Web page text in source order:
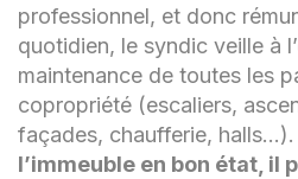
professionnel, et donc
quotidien, le syndic veille à
maintenance de toutes les
copropriété (escaliers,
façades, chaufferie,
l’immeuble en bon état, il